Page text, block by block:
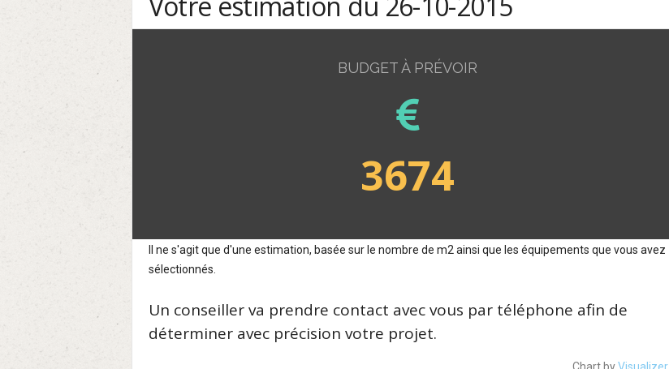
BUDGET À PRÉVOIR
3674
Il ne s'agit que d'une estimation, basée sur le nombre de m2 ainsi que les équipements que vous avez
sélectionnés.
Un conseiller va prendre contact avec vous par téléphone afin de
déterminer avec précision votre projet.
Chart byVisualizer